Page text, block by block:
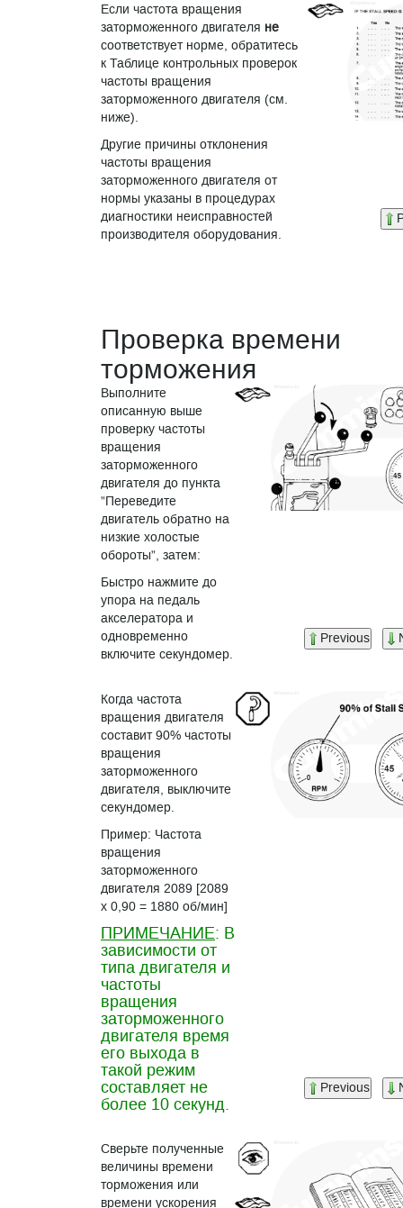
Если частота вращения
заторможенного двигателя не
соответствует норме, обратитесь
к Таблице контрольных проверок
частоты вращения
заторможенного двигателя (см.
ниже).
Другие причины отклонения
частоты вращения
заторможенного двигателя от
нормы указаны в процедурах
диагностики неисправностей
производителя оборудования.
Проверка времени
торможения
Выполните
описанную выше
проверку частоты
вращения
заторможенного
двигателя до пункта
”Переведите
двигатель обратно на
низкие холостые
обороты”, затем:
Быстро нажмите до
упора на педаль
акселератора и
одновременно
включите секундомер.
Previous
Когда частота
вращения двигателя
составит 90% частоты
вращения
заторможенного
двигателя, выключите
секундомер.
Пример: Частота
вращения
заторможенного
двигателя 2089 [2089
х 0,90 = 1880 об/мин]
ПРИМЕЧАНИЕ: В
зависимости от
типа двигателя и
частоты
вращения
заторможенного
двигателя время
его выхода в
такой режим
составляет не
более 10 секунд.
Previous
Сверьте полученные
величины времени
торможения или
времени ускорения